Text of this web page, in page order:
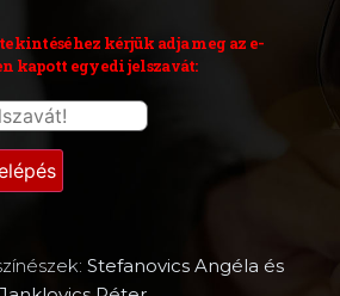
kérjük adja meg az e-
kapott egyedi jelszavát:
Stefanovics Angéla és